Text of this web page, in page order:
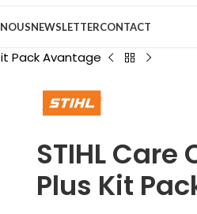
NEWSLETTERCONTACT
Pack Avantage
STIHL Care
Plus Kit